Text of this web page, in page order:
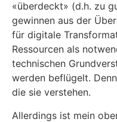
«überdeckt» (d.h. zu
gewinnen aus der
für digitale
Ressourcen als
technischen
werden beflügelt.
die sie verstehen.
Allerdings ist mein